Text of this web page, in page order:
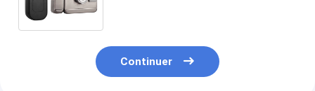
Continuer